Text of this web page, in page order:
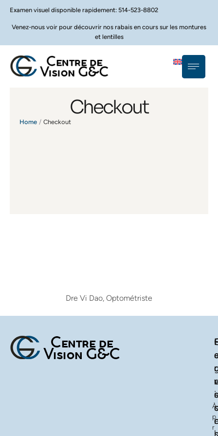
Examen visuel disponible rapidement: 514-523-8802
Venez-nous voir pour découvrir nos rabais en cours sur les montures
et lentilles
Checkout
Home / Checkout
Dre Vi Dao, Optométriste
À
p
r
r
i
r
r